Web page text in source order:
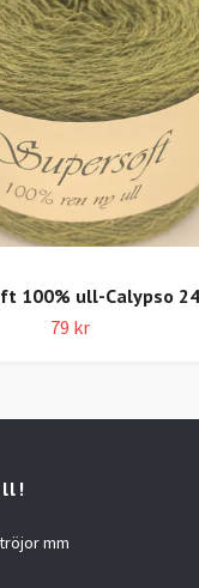
100% ull-Calypso
79 kr
mm